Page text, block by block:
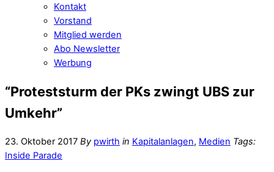
Kontakt
Vorstand
Mitglied werden
Abo Newsletter
Werbung
“Proteststurm der PKs zwingt UBS zur
Umkehr”
23. Oktober 2017 By pwirth in Kapitalanlagen, Medien Tags:
Inside Parade